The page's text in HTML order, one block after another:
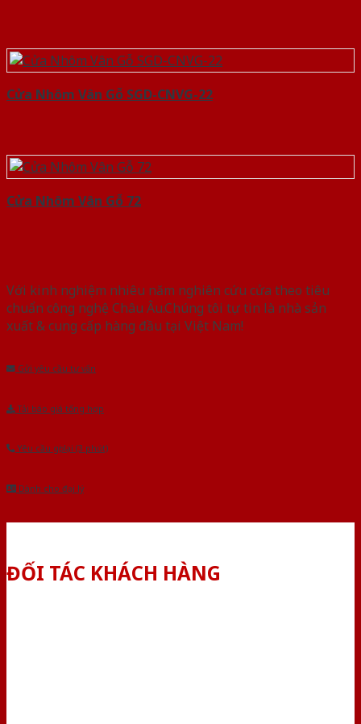
Cửa Nhôm Vân Gỗ SGD-CNVG-22
Cửa Nhôm Vân Gỗ 72
Với kinh nghiệm nhiêu năm nghiên cứu cửa theo tiêu
chuẩn công nghệ Châu Âu.Chúng tôi tự tin là nhà sản
xuất & cung cấp hàng đầu tại Việt Nam!
Gửi yêu cầu tư vấn
Tải báo giá tổng hợp
Yêu cầu gọi lại (3 phút)
Dành cho đại lý
ĐỐI TÁC KHÁCH HÀNG